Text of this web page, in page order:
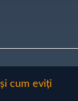
cum eviți